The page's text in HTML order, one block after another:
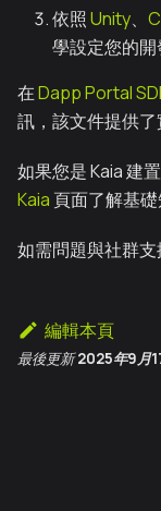
依照 Unity、
學設定您的開
在Dapp Portal
訊，該文件提供了
如果您是 Kaia 建
Kaia 頁面了解基礎
如需問題與社群
編輯本頁
最後更新 2025年9月